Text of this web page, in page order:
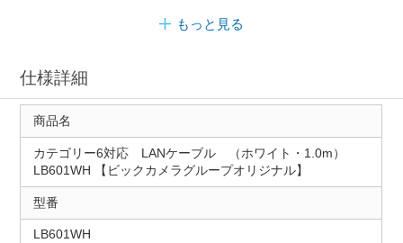
もっと見る
仕様詳細
商品名
カテゴリー6対応 LANケーブル （ホワイト・1.0m）
LB601WH 【ビックカメラグループオリジナル】
型番
LB601WH